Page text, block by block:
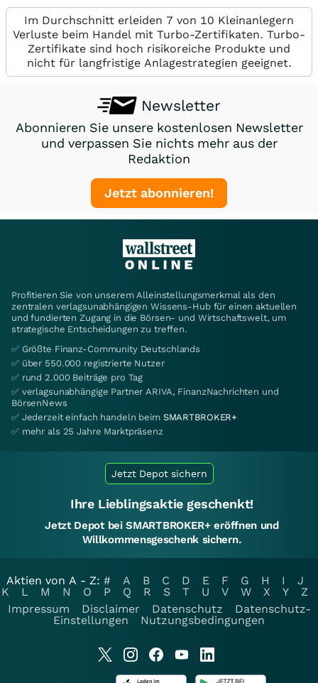
Im Durchschnitt erleiden 7 von 10 Kleinanlegern
Verluste beim Handel mit Turbo-Zertifikaten. Turbo-
Zertifikate sind hoch risikoreiche Produkte und
nicht für langfristige Anlagestrategien geeignet.
Newsletter
Abonnieren Sie unsere kostenlosen Newsletter
und verpassen Sie nichts mehr aus der
Redaktion
Jetzt abonnieren!
Profitieren Sie von unserem Alleinstellungsmerkmal als den
zentralen verlagsunabhängigen Wissens-Hub für einen aktuellen
und fundierten Zugang in die Börsen- und Wirtschaftswelt, um
strategische Entscheidungen zu treffen.
✅ Größte Finanz-Community Deutschlands
✅ über 550.000 registrierte Nutzer
✅ rund 2.000 Beiträge pro Tag
✅ verlagsunabhängige Partner ARIVA, FinanzNachrichten und
BörsenNews
✅ Jederzeit einfach handeln beim SMARTBROKER+
✅ mehr als 25 Jahre Marktpräsenz
Jetzt Depot sichern
Ihre Lieblingsaktie geschenkt!
Jetzt Depot bei SMARTBROKER+ eröffnen und
Willkommensgeschenk sichern.
Aktien von A - Z: # A B C D E F G H I
J
K
L M N O P Q R S T U V W X Y
Z
Impressum
Disclaimer Datenschutz
Datenschutz-
Einstellungen
Nutzungsbedingungen